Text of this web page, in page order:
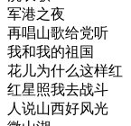
军港之夜
再唱山歌给党听
我和我的祖国
花儿为什么这样红
红星照我去战斗
人说山西好风光